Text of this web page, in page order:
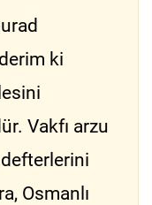
ki
Vakfı arzu
Osmanlı